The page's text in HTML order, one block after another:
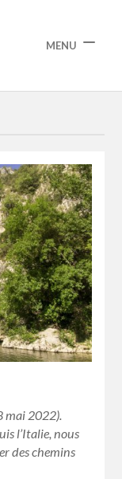
MENU
mai 2022).
l’Italie, nous
des chemins